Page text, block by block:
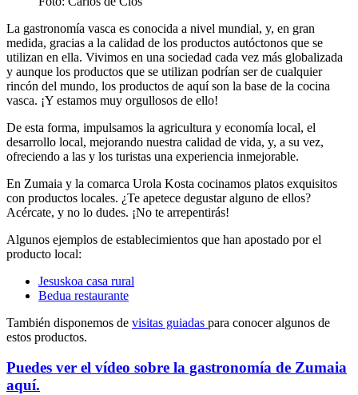
La gastronomía vasca es conocida a nivel mundial, y, en gran
medida, gracias a la calidad de los productos autóctonos que se
utilizan en ella. Vivimos en una sociedad cada vez más globalizada
y aunque los productos que se utilizan podrían ser de cualquier
rincón del mundo, los productos de aquí son la base de la cocina
vasca. ¡Y estamos muy orgullosos de ello!
De esta forma, impulsamos la agricultura y economía local, el
desarrollo local, mejorando nuestra calidad de vida, y, a su vez,
ofreciendo a las y los turistas una experiencia inmejorable.
En Zumaia y la comarca Urola Kosta cocinamos platos exquisitos
con productos locales. ¿Te apetece degustar alguno de ellos?
Acércate, y no lo dudes. ¡No te arrepentirás!
Algunos ejemplos de establecimientos que han apostado por el
producto local:
Jesuskoa casa rural
Bedua restaurante
También disponemos de visitas guiadas para conocer algunos de
estos productos.
Puedes ver el vídeo sobre la gastronomía de Zumaia
aquí.